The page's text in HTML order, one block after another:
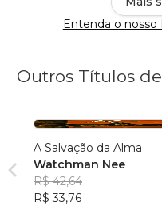
Entenda o nosso
Outros Títulos
A Salvação da Alma
Watchman Nee
R$ 42,64
R$ 33,76